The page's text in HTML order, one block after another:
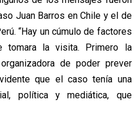
Juan Barros en Chile y el de
“Hay un cúmulo de factores
tomara la visita. Primero la
de poder prever
que el caso tenía una
política y mediática, que